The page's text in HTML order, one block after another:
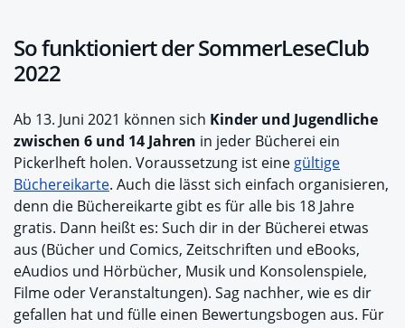
So funktioniert der SommerLeseClub
2022
Ab 13. Juni 2021 können sich Kinder und Jugendliche
zwischen 6 und 14 Jahren in jeder Bücherei ein
Pickerlheft holen. Voraussetzung ist eine gültige
Büchereikarte. Auch die lässt sich einfach organisieren,
denn die Büchereikarte gibt es für alle bis 18 Jahre
gratis. Dann heißt es: Such dir in der Bücherei etwas
aus (Bücher und Comics, Zeitschriften und eBooks,
eAudios und Hörbücher, Musik und Konsolenspiele,
Filme oder Veranstaltungen). Sag nachher, wie es dir
gefallen hat und fülle einen Bewertungsbogen aus. Für